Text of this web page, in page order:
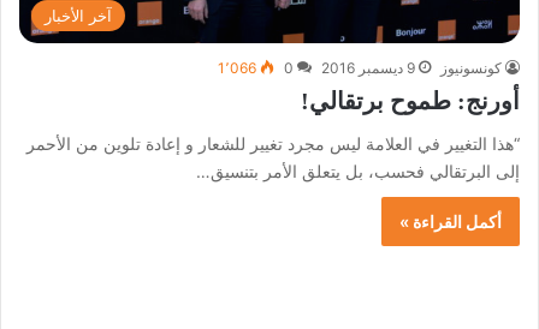
آخر الأخبار
كونسونيوز 9 ديسمبر 2016 0 1٬066
أورنج: طموح برتقالي!
“هذا التغيير في العلامة ليس مجرد تغيير للشعار و إعادة تلوين من الأحمر
إلى البرتقالي فحسب، بل يتعلق الأمر بتنسيق…
أكمل القراءة »